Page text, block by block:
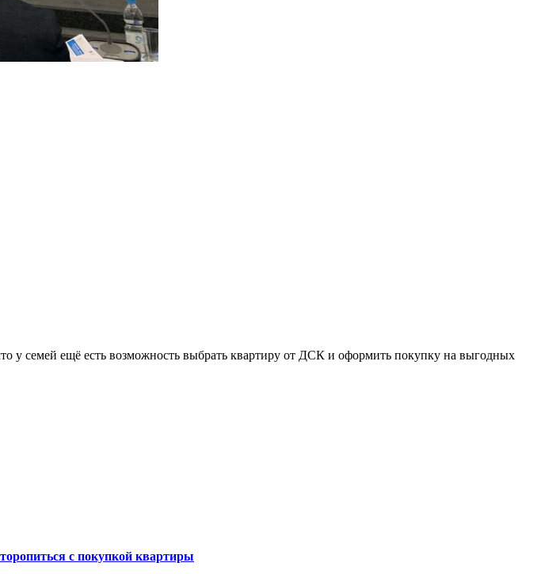
у семей ещё есть возможность выбрать квартиру от ДСК и оформить покупку на выгодных
с покупкой квартиры